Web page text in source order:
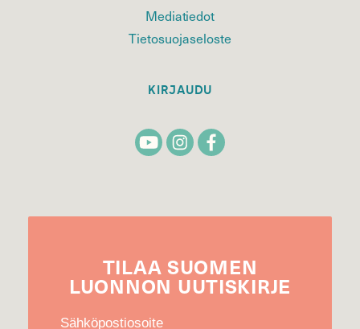
Mediatiedot
Tietosuojaseloste
KIRJAUDU
TILAA SUOMEN
LUONNON UUTIS­KIRJE
Sähköpostiosoite